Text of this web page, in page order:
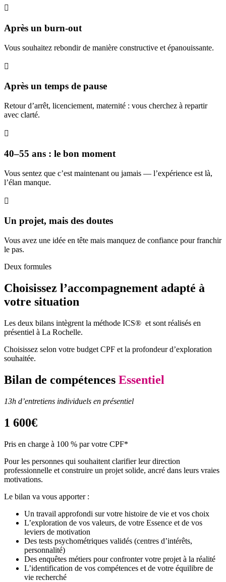

Après un burn-out
Vous souhaitez rebondir de manière constructive et épanouissante.

Après un temps de pause
Retour d’arrêt, licenciement, maternité : vous cherchez à repartir
avec clarté.

40–55 ans : le bon moment
Vous sentez que c’est maintenant ou jamais — l’expérience est là,
l’élan manque.

Un projet, mais des doutes
Vous avez une idée en tête mais manquez de confiance pour franchir
le pas.
Deux formules
Choisissez l’accompagnement adapté à
votre situation
Les deux bilans intègrent la méthode ICS® et sont réalisés en
présentiel à La Rochelle.
Choisissez selon votre budget CPF et la profondeur d’exploration
souhaitée.
Bilan de compétences Essentiel
13h d’entretiens individuels en présentiel
1 600€
Pris en charge à 100 % par votre CPF*
Pour les personnes qui souhaitent clarifier leur direction
professionnelle et construire un projet solide, ancré dans leurs vraies
motivations.
Le bilan va vous apporter :
Un travail approfondi sur votre histoire de vie et vos choix
L’exploration de vos valeurs, de votre Essence et de vos
leviers de motivation
Des tests psychométriques validés (centres d’intérêts,
personnalité)
Des enquêtes métiers pour confronter votre projet à la réalité
L’identification de vos compétences et de votre équilibre de
vie recherché